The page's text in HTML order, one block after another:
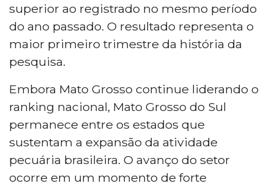
superior ao registrado no mesmo período
do ano passado. O resultado representa o
maior primeiro trimestre da história da
pesquisa.
Embora Mato Grosso continue liderando o
ranking nacional, Mato Grosso do Sul
permanece entre os estados que
sustentam a expansão da atividade
pecuária brasileira. O avanço do setor
ocorre em um momento de forte